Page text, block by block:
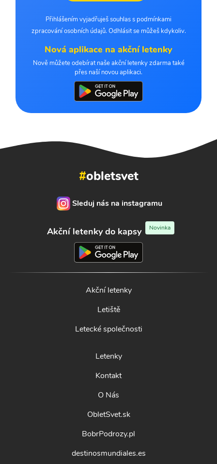
Přihlášením vyjadřuješ souhlas s podmínkami
zpracování osobních údajů. Odhlásit se můžeš kdykoliv.
Nová aplikace na akční letenky
Nově můžete odebírat naše akční letenky zdarma také
přes naší novou aplikaci.
#obletsvet
Sleduj nás na instagramu
Akční letenky do kapsy Novinka
Akční letenky
Letiště
Letecké společnosti
Letenky
Kontakt
O Nás
ObletSvet.sk
BobrPodrozy.pl
destinosmundiales.es